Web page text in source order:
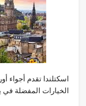
اسكتلندا تقدم أجواء
الخيارات المفضلة في